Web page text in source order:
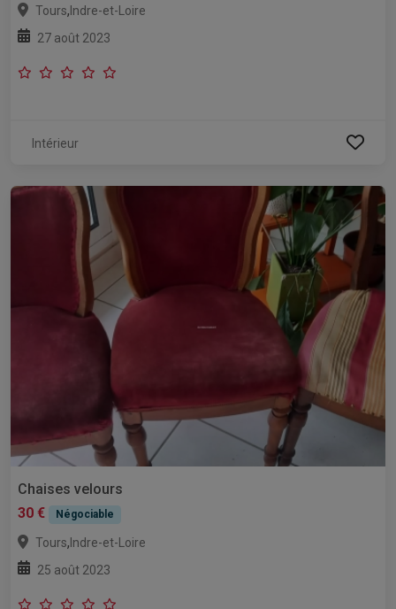
Tours, Indre-et-Loire
27 août 2023
Intérieur
Chaises velours
30 €
Négociable
Tours,Indre-et-Loire
25 août 2023